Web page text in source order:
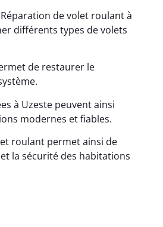
de volet roulant à
différents types de volets
de restaurer le
à Uzeste peuvent ainsi
modernes et fiables.
roulant permet ainsi de
la sécurité des habitations